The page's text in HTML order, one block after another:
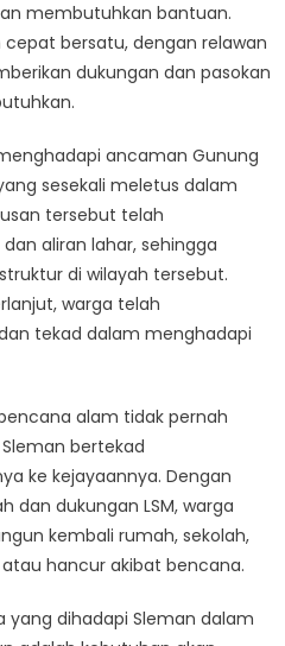
membutuhkan bantuan.
bersatu, dengan relawan
dukungan dan pasokan
ancaman Gunung
sesekali meletus dalam
tersebut telah
aliran lahar, sehingga
di wilayah tersebut.
warga telah
tekad dalam menghadapi
alam tidak pernah
bertekad
ke kejayaannya. Dengan
dukungan LSM, warga
kembali rumah, sekolah,
hancur akibat bencana.
dihadapi Sleman dalam